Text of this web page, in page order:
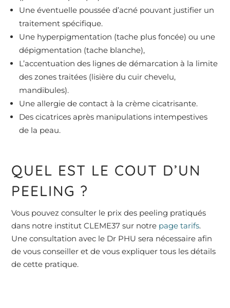
Une éventuelle poussée d’acné pouvant justifier un
traitement spécifique.
Une hyperpigmentation (tache plus foncée) ou une
dépigmentation (tache blanche),
L’accentuation des lignes de démarcation à la limite
des zones traitées (lisière du cuir chevelu,
mandibules).
Une allergie de contact à la crème cicatrisante.
Des cicatrices après manipulations intempestives
de la peau.
QUEL EST LE COUT D’UN
PEELING ?
Vous pouvez consulter le prix des peeling pratiqués
dans notre institut CLEME37 sur notre page tarifs.
Une consultation avec le Dr PHU sera nécessaire afin
de vous conseiller et de vous expliquer tous les détails
de cette pratique.